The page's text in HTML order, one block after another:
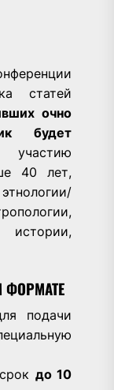
статей
очно
будет
участию
40 лет,
истории,
ФОРМАТЕ
подачи
до 10